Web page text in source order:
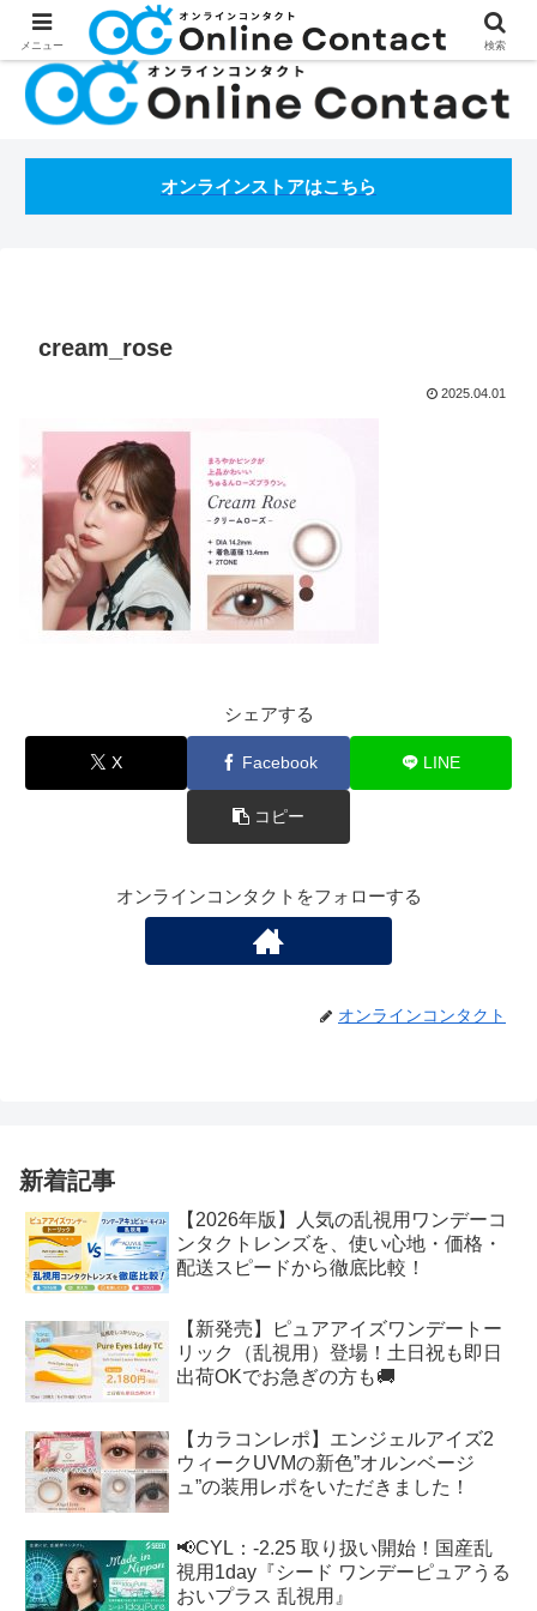
処方箋不要のコンタクトレンズ通販オンラインコンタクトBLOG
オンラインストアはこちら
cream_rose
2025.04.01
シェアする
X Facebook LINE
コピー
オンラインコンタクトをフォローする
オンラインコンタクト
新着記事
【2026年版】人気の乱視用ワンデーコ
ンタクトレンズを、使い心地・価格・
配送スピードから徹底比較！
【新発売】ピュアアイズワンデートー
リック（乱視用）登場！土日祝も即日
出荷OKでお急ぎの方も🚚
【カラコンレポ】エンジェルアイズ2
ウィークUVMの新色”オルンベージ
ュ”の装用レポをいただきました！
📢CYL：-2.25 取り扱い開始！国産乱
視用1day『シード ワンデーピュアうる
おいプラス 乱視用』
メニュー 検索